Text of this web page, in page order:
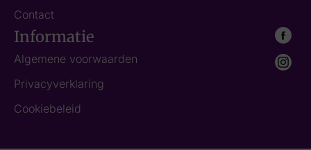
Contact
Informatie
Algemene voorwaarden
Privacyverklaring
Cookiebeleid